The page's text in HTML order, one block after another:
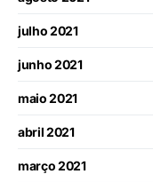
julho 2021
junho 2021
maio 2021
abril 2021
março 2021